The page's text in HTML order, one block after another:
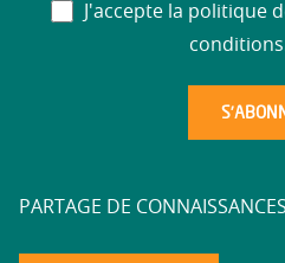
J'accepte la politique
PARTAGE DE CONNAISSANCES